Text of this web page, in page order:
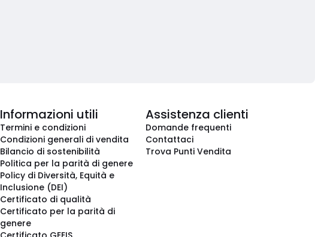
Informazioni utili
Termini e condizioni
Condizioni generali di vendita
Bilancio di sostenibilità
Politica per la parità di genere
Policy di Diversità, Equità e
Inclusione (DEI)
Certificato di qualità
Certificato per la parità di
genere
Assistenza clienti
Domande frequenti
Contattaci
Trova Punti Vendita